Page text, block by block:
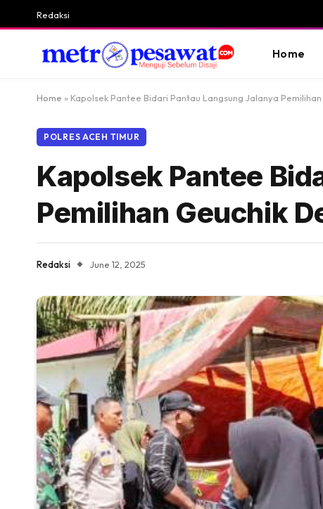
Redaksi
Home
Home » Kapolsek Pantee Bidari Pantau Langsung Jalanya
POLRES ACEH TIMUR
Kapolsek Pantee
Pemilihan Geuchik
Redaksi June 12, 2025